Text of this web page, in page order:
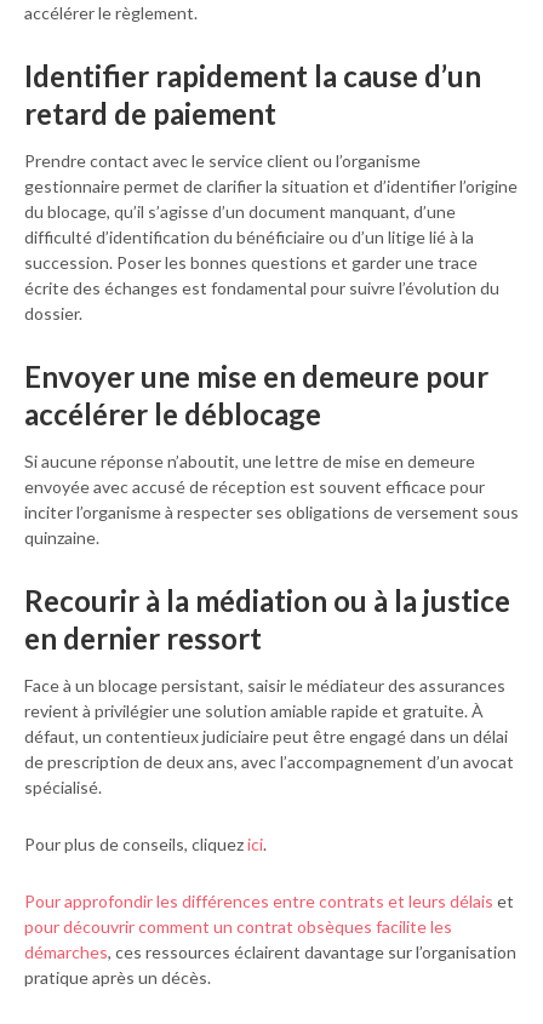
accélérer le règlement.
Identifier rapidement la cause d’un
retard de paiement
Prendre contact avec le service client ou l’organisme
gestionnaire permet de clarifier la situation et d’identifier l’origine
du blocage, qu’il s’agisse d’un document manquant, d’une
difficulté d’identification du bénéficiaire ou d’un litige lié à la
succession. Poser les bonnes questions et garder une trace
écrite des échanges est fondamental pour suivre l’évolution du
dossier.
Envoyer une mise en demeure pour
accélérer le déblocage
Si aucune réponse n’aboutit, une lettre de mise en demeure
envoyée avec accusé de réception est souvent efficace pour
inciter l’organisme à respecter ses obligations de versement sous
quinzaine.
Recourir à la médiation ou à la justice
en dernier ressort
Face à un blocage persistant, saisir le médiateur des assurances
revient à privilégier une solution amiable rapide et gratuite. À
défaut, un contentieux judiciaire peut être engagé dans un délai
de prescription de deux ans, avec l’accompagnement d’un avocat
spécialisé.
Pour plus de conseils, cliquezici.
Pour approfondir les différences entre contrats et leurs délais et
pour découvrir comment un contrat obsèques facilite les
démarches, ces ressources éclairent davantage sur l’organisation
pratique après un décès.